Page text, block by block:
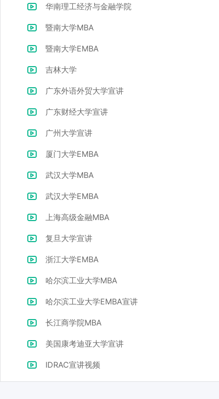
华南理工经济与金融学院
暨南大学MBA
暨南大学EMBA
吉林大学
广东外语外贸大学宣讲
广东财经大学宣讲
广州大学宣讲
厦门大学EMBA
武汉大学MBA
武汉大学EMBA
上海高级金融MBA
复旦大学宣讲
浙江大学EMBA
哈尔滨工业大学MBA
哈尔滨工业大学EMBA宣讲
长江商学院MBA
美国康考迪亚大学宣讲
IDRAC宣讲视频